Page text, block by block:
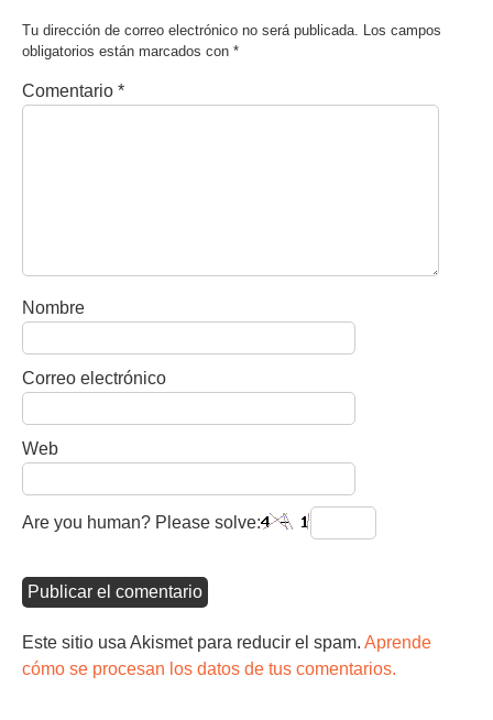
Tu dirección de correo electrónico no será publicada. Los campos
obligatorios están marcados con *
Comentario *
Nombre
Correo electrónico
Web
Are you human? Please solve:
Este sitio usa Akismet para reducir el spam. Aprende
cómo se procesan los datos de tus comentarios.